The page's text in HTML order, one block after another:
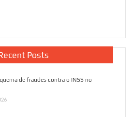
Posts
de fraudes contra o INSS no